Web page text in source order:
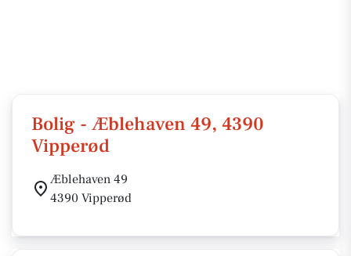
Bolig - Æblehaven 49, 4390
Vipperød
Æblehaven 49
4390 Vipperød